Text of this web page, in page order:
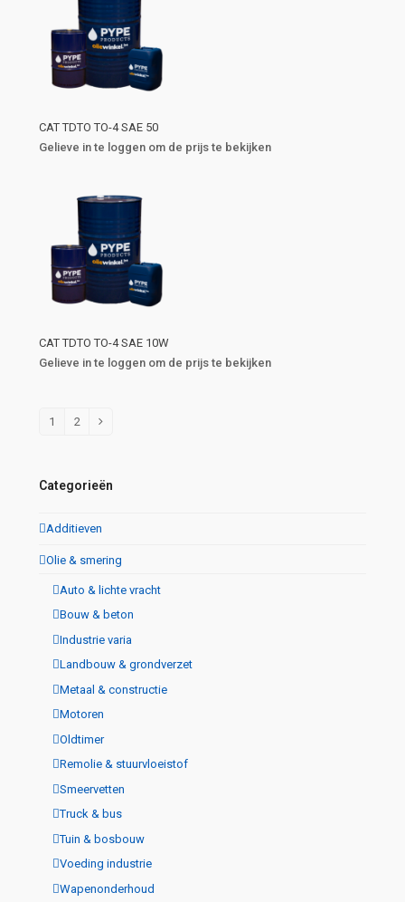
CAT TDTO TO-4 SAE 50
Gelieve in te loggen om de prijs te bekijken
CAT TDTO TO-4 SAE 10W
Gelieve in te loggen om de prijs te bekijken
1 2
Categorieën
Additieven
Olie & smering
Auto & lichte vracht
Bouw & beton
Industrie varia
Landbouw & grondverzet
Metaal & constructie
Motoren
Oldtimer
Remolie & stuurvloeistof
Smeervetten
Truck & bus
Tuin & bosbouw
Voeding industrie
Wapenonderhoud